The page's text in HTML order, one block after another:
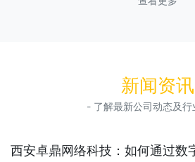
新闻资讯
- 了解最新公司动态及
西安卓鼎网络科技：如何通过数